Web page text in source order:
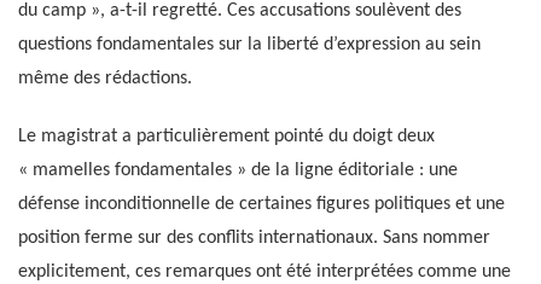
du camp », a-t-il regretté. Ces accusations soulèvent des
questions fondamentales sur la liberté d’expression au sein
même des rédactions.
Le magistrat a particulièrement pointé du doigt deux
« mamelles fondamentales » de la ligne éditoriale : une
défense inconditionnelle de certaines figures politiques et une
position ferme sur des conflits internationaux. Sans nommer
explicitement, ces remarques ont été interprétées comme une